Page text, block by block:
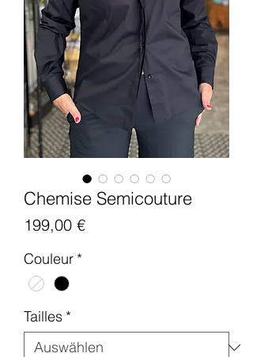
Chemise Semicouture
199,00 €Preis
Couleur *
Tailles *